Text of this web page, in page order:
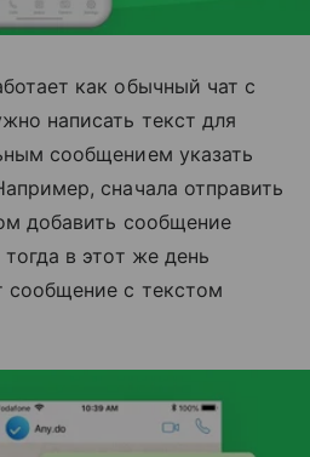
как обычный чат с
написать текст для
сообщением указать
сначала отправить
добавить сообщение
в этот же день
сообщение с текстом